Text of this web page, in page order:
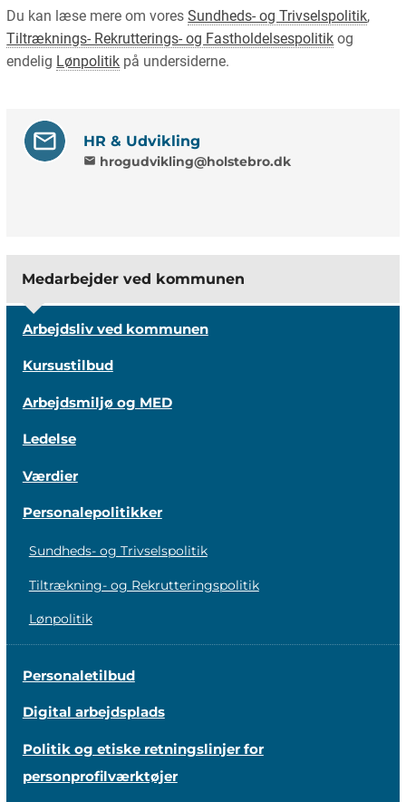
Medarbejder ved kommunen
Arbejdsliv ved kommunen
Kursustilbud
Arbejdsmiljø og MED
Ledelse
Værdier
Personalepolitikker
Sundheds- og Trivselspolitik
Tiltrækning- og Rekrutteringspolitik
Lønpolitik
Personaletilbud
Digital arbejdsplads
Politik og etiske retningslinjer for
personprofilværktøjer
Du kan læse mere om voresSundheds- og Trivselspolitik,
Tiltræknings- Rekrutterings- og Fastholdelsespolitik og
endelig Lønpolitik på undersiderne.
HR & Udvikling
mail hrogudvikling@holstebro.dk